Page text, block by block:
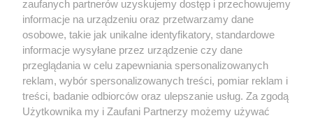
Czy uważasz, że przerwa wakacyjna
powinna mieć miejsce w F1?
TAK
Serwis internetowy, z którego korzystasz, używa plików
zaufanych partnerów uzyskujemy dostęp i przechowujemy
informacje na urządzeniu oraz przetwarzamy dane
osobowe, takie jak unikalne identyfikatory, standardowe
informacje wysyłane przez urządzenie czy dane
przeglądania w celu zapewniania spersonalizowanych
reklam, wybór spersonalizowanych treści, pomiar reklam i
treści, badanie odbiorców oraz ulepszanie usług. Za zgodą
Użytkownika my i Zaufani Partnerzy możemy używać